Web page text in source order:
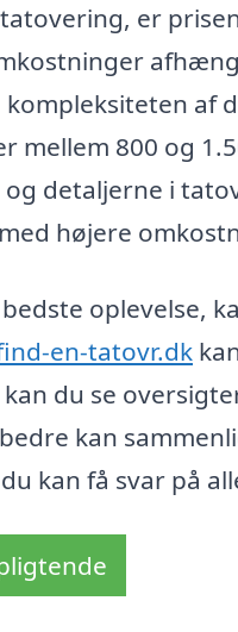
er
af
mellem 800 og
detaljerne i
højere
oplevelse,
en-tatovr.dk
du se
kan
kan få svar på